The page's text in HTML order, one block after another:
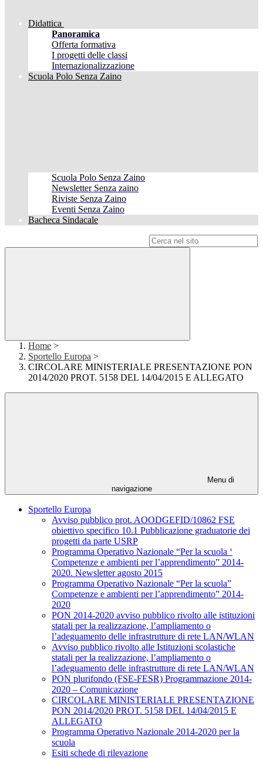
Didattica
Panoramica
Offerta formativa
I progetti delle classi
Internazionalizzazione
Scuola Polo Senza Zaino
Scuola Polo Senza Zaino
Newsletter Senza zaino
Riviste Senza Zaino
Eventi Senza Zaino
Bacheca Sindacale
Home >
Sportello Europa >
CIRCOLARE MINISTERIALE PRESENTAZIONE PON
2014/2020 PROT. 5158 DEL 14/04/2015 E ALLEGATO
Menu di
navigazione
Sportello Europa
Avviso pubblico prot. AOODGEFID/10862 FSE
obiettivo specifico 10.1 Pubblicazione graduatorie dei
progetti da parte USRP
Programma Operativo Nazionale “Per la scuola ‘
Competenze e ambienti per l’apprendimento” 2014-
2020. Newsletter agosto 2015
Programma Operativo Nazionale “Per la scuola”
Competenze e ambienti per l’apprendimento” 2014-
2020
PON 2014-2020 avviso pubblico rivolto alle istituzioni
statali per la realizzazione, l’ampliamento o
l’adeguamento delle infrastrutture di rete LAN/WLAN
Avviso pubblico rivolto alle Istituzioni scolastiche
statali per la realizzazione, l’ampliamento o
l’adeguamento delle infrastrutture di rete LAN/WLAN
PON plurifondo (FSE-FESR) Programmazione 2014-
2020 – Comunicazione
CIRCOLARE MINISTERIALE PRESENTAZIONE
PON 2014/2020 PROT. 5158 DEL 14/04/2015 E
ALLEGATO
Programma Operativo Nazionale 2014-2020 per la
scuola
Esiti schede di rilevazione